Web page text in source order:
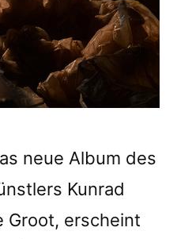
neue Album des
Kunrad
Groot, erscheint